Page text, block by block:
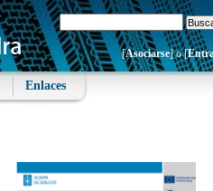
[Asociarse] o [
Enlaces